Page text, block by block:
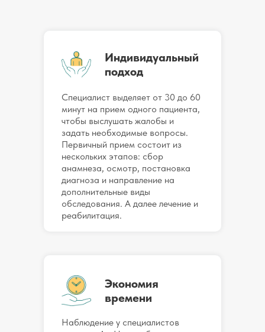
Специалист выделяет от 30 до 60
минут на прием одного пациента,
чтобы выслушать жалобы и
задать необходимые вопросы.
Первичный прием состоит из
нескольких этапов: сбор
анамнеза, осмотр, постановка
диагноза и направление на
дополнительные виды
обследования. А далее лечение и
реабилитация.
Индивидуальный
подход
Наблюдение у специалистов
Экономия
времени